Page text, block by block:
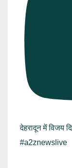
देहरादून में विजय
#a2znewslive